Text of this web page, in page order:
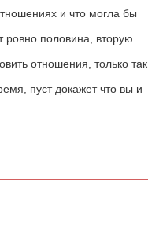
и что могла бы
ровно половина, вторую
отношения, только так
пуст докажет что вы и